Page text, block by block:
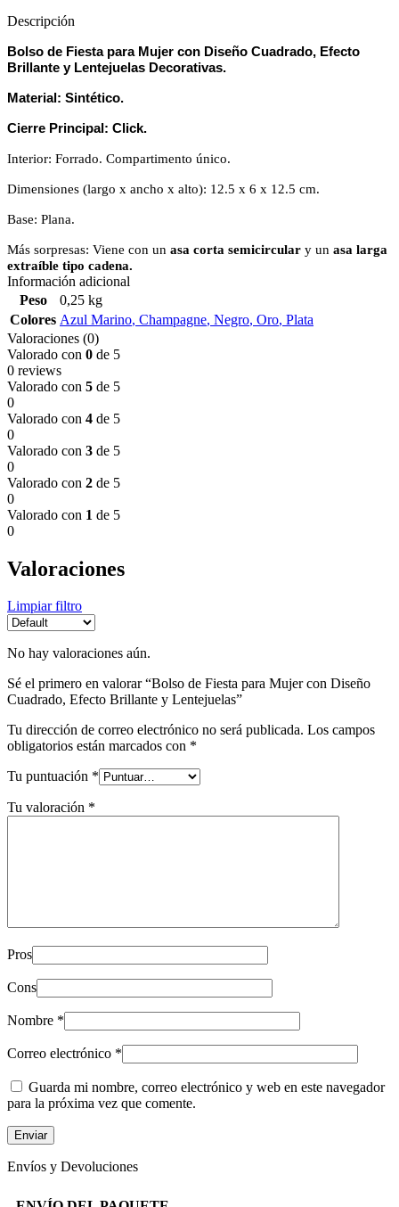
Descripción
Bolso de Fiesta para Mujer con Diseño Cuadrado, Efecto
Brillante y Lentejuelas Decorativas.
Material: Sintético.
Cierre Principal: Click.
Interior: Forrado. Compartimento único.
Dimensiones (largo x ancho x alto): 12.5 x 6 x 12.5 cm.
Base: Plana.
Más sorpresas: Viene con un asa corta semicircular y un asa larga
extraíble tipo cadena.
Información adicional
Peso
0,25 kg
Colores Azul Marino, Champagne, Negro, Oro, Plata
Valoraciones (0)
Valorado con 0 de 5
0 reviews
Valorado con 5 de 5
0
Valorado con 4 de 5
0
Valorado con 3 de 5
0
Valorado con 2 de 5
0
Valorado con 1 de 5
0
Valoraciones
Limpiar filtro
No hay valoraciones aún.
Sé el primero en valorar “Bolso de Fiesta para Mujer con Diseño
Cuadrado, Efecto Brillante y Lentejuelas”
Tu dirección de correo electrónico no será publicada. Los campos
obligatorios están marcados con *
Tu puntuación *
Tu valoración *
Pros
Cons
Nombre *
Correo electrónico *
Guarda mi nombre, correo electrónico y web en este navegador
para la próxima vez que comente.
Envíos y Devoluciones